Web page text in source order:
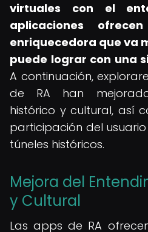
virtuales con el
aplicaciones
enriquecedora que va
puede lograr con una
A continuación,
de RA han
histórico y cultural, así
participación del
túneles históricos.
Mejora del
y Cultural
Las apps de RA